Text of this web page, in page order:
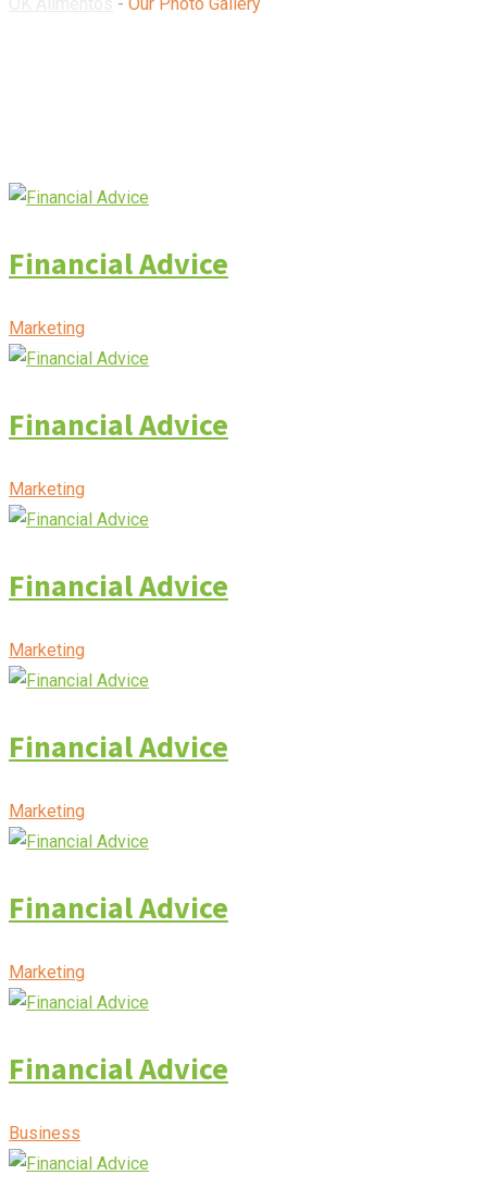
Financial Advice
Marketing
Financial Advice
Marketing
Financial Advice
Marketing
Financial Advice
Marketing
Financial Advice
Marketing
Financial Advice
Business